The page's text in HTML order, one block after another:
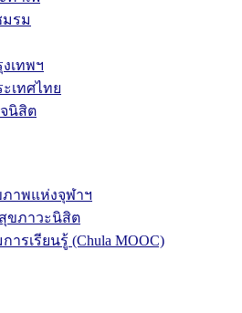
รม
เทพฯ
เทศไทย
นิสิต
าพแห่งจุฬาฯ
ขภาวะนิสิต
รเรียนรู้ (Chula MOOC)